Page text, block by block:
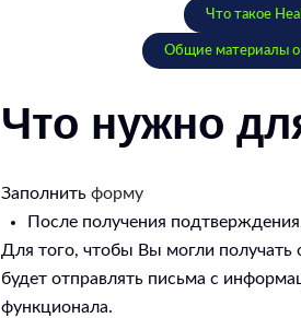
Что такое
Общие материалы о
Что нужно
Заполнить форму
После получения
Для того, чтобы Вы могли
будет отправлять письма с
функционала.